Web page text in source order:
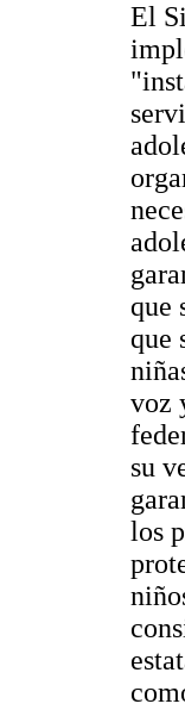
El
que
que
voz
su
los